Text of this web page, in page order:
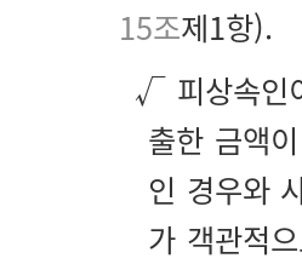
15조제1항).
√ 피상속인
출한 금액
인 경우와
가 객관적